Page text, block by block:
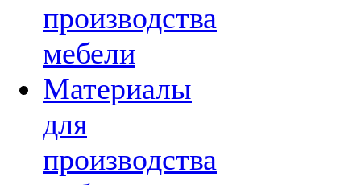
производства
мебели
Материалы
для
производства